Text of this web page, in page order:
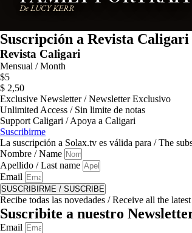
De LUCY KERR
Suscripción a Revista
Revista Caligari
Mensual / Month
$5
$ 2,50
Exclusive Newsletter / Newsletter Exclusivo
Unlimited Access / Sin limite de notas
Support Caligari / Apoya a Caligari
Suscribirme
La suscripción a Solax.tv es válida para / The
Nombre / Name
Apellido / Last name
Email
SUSCRIBIRME / SUSCRIBE
Recibe todas las novedades / Receive all the
Suscribite a nuestro
Email